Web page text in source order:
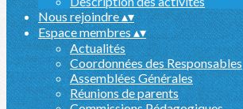
Nous rejoindre▴▾
Espace membres▴▾
Actualités
Coordonnées des Responsables
Assemblées Générales
Réunions de parents